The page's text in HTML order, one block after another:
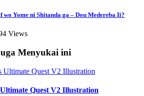
Yome ni Shitanda ga – Dou Medereba Ii?
Views
Menyukai ini
Quest V2 Illustration